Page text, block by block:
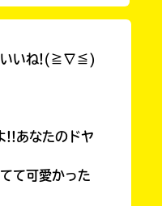
いいね!(≧∇≦)
!!あなたのドヤ
て可愛かった